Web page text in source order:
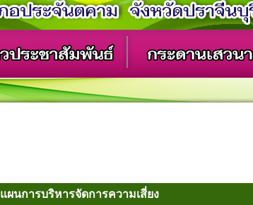
แผนการบริหารจัดการความเสี่ยง